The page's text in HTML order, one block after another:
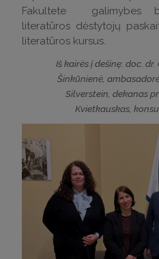
Fakultete galimybes
literatūros dėstytojų
literatūros kursus.
Iš kairės į dešinę: doc. dr.
Šinkūnienė,
Silverstein, dekanas
Kvietkauskas,